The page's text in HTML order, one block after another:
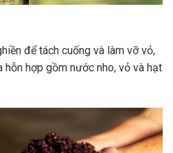
để tách cuống và làm vỡ vỏ,
hỗn hợp gồm nước nho, vỏ và hạt